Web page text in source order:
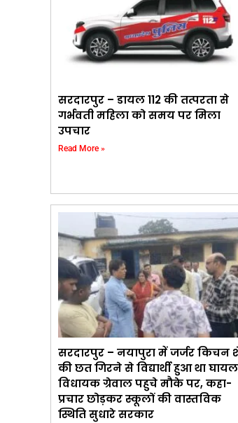
सरदारपुर – डायल 112 की तत्परता से
गर्भवती महिला को समय पर मिला
उपचार
Read More »
सरदारपुर – नयापुरा में जर्जर किचन
की छत गिरने से विद्यार्थी हुआ था
विधायक ग्रेवाल पहुचे मौके पर, कहा-
प्रचार छोड़कर स्कूलों की वास्तविक
स्थिति सुधारे सरकार